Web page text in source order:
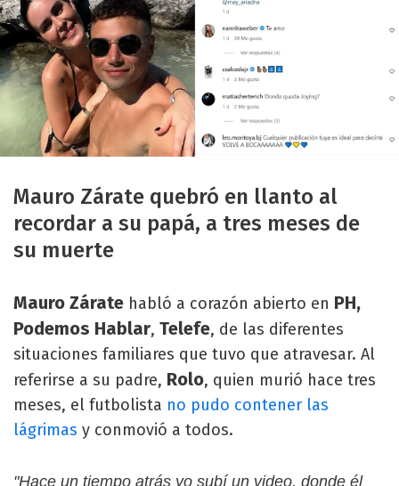
Mauro Zárate quebró en llanto al
recordar a su papá, a tres meses de
su muerte
Mauro Zárate habló a corazón abierto en PH,
Podemos Hablar, Telefe, de las diferentes
situaciones familiares que tuvo que atravesar. Al
referirse a su padre, Rolo, quien murió hace tres
meses, el futbolista no pudo contener las
lágrimas y conmovió a todos.
"Hace un tiempo atrás yo subí un video, donde él